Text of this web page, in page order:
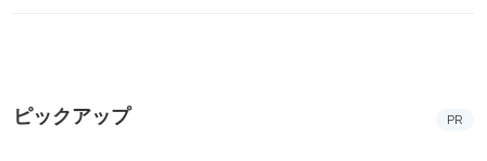
ピックアップ PR